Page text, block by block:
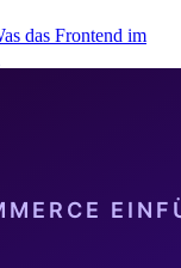
das Frontend im